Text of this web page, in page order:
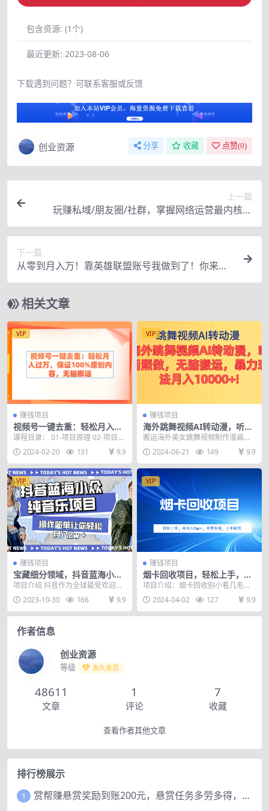
包含资源: (1个)
最近更新: 2023-08-06
下载遇到问题？可联系客服或反馈
创业资源 分享 收藏 点赞(0)
上一篇
玩赚私域/朋友圈/社群，掌握网络运营最内核的
道，让你的运营智慧瞬间提升N个档
下一篇
从零到月入万！靠英雄联盟账号我做到了！你来直
接抄就行了
相关文章
VIP
赚钱项目
视频号一键去重：轻松月入过
万，保证100%原创内容，无
脑搬运
课程目录： 01-项目原理 02-项目优
势与准备 03-实操演示
2024-02-20 131 9.9
VIP
赚钱项目
海外跳舞视频AI转动漫，听话
照做，无脑搬运，暴力玩法 月
入10000+
搬运海外美女跳舞视频制作漫画效
果，条条爆款，通过AI实现，一次
制作两周的视频量，...
2024-06-21 149 9.9
VIP
赚钱项目
宝藏细分领域，抖音蓝海小众
纯音乐项目，操作简单让你轻
松月入2w＋
项目介绍 抖音作为全球最受欢迎的
短视频平台之一， 每天都会出现大
量刷爆朋友圈的抖...
2023-10-30 166 9.9
VIP
赚钱项目
烟卡回收项目，轻松上手，月
收入1w+,多劳多得，上不封顶
项目介绍：烟卡回收别小看几毛一
个，但是架不住量大。烟卡属于冷
门行业，在小县城基本...
2024-04-02 127 9.9
作者信息
创业资源
等级 永久会员
48611
文章
1
评论
7
收藏
查看作者其他文章
排行榜展示
1 赏帮赚悬赏奖励到账200元，悬赏任务多劳多得，人人可做。